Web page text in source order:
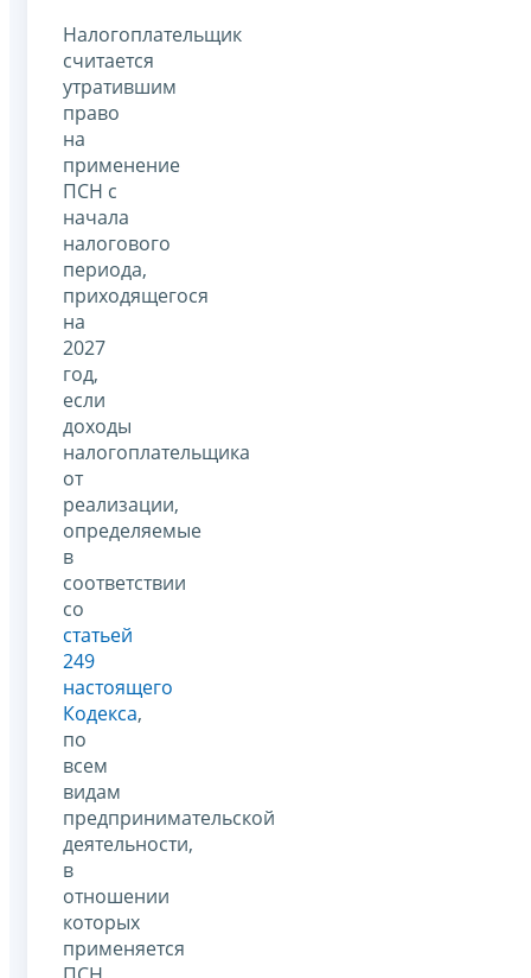
Налогоплательщик
считается
утратившим
право
на
применение
ПСН с
начала
налогового
периода,
приходящегося
на
2027
год,
если
доходы
налогоплательщика
от
реализации,
определяемые
в
соответствии
со
статьей
249
настоящего
Кодекса,
по
всем
видам
предпринимательской
деятельности,
в
отношении
которых
применяется